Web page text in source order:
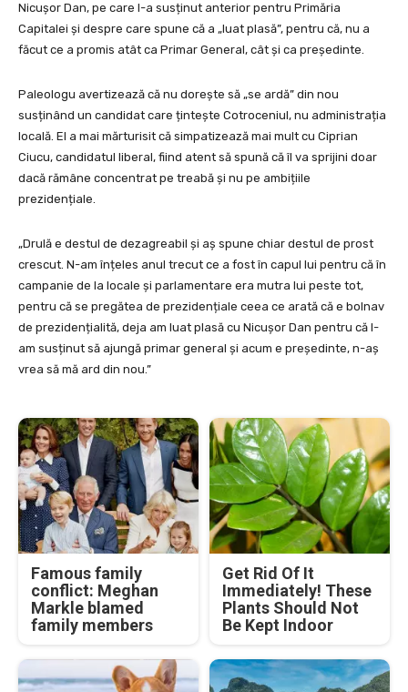
Nicușor Dan, pe care l-a susținut anterior pentru Primăria
Capitalei și despre care spune că a „luat plasă”, pentru că, nu a
făcut ce a promis atât ca Primar General, cât și ca președinte.
Paleologu avertizează că nu dorește să „se ardă” din nou
susținând un candidat care țintește Cotroceniul, nu administrația
locală. El a mai mărturisit că simpatizează mai mult cu Ciprian
Ciucu, candidatul liberal, fiind atent să spună că îl va sprijini doar
dacă rămâne concentrat pe treabă și nu pe ambițiile
prezidențiale.
„Drulă e destul de dezagreabil și aș spune chiar destul de prost
crescut. N-am înțeles anul trecut ce a fost în capul lui pentru că în
campanie de la locale și parlamentare era mutra lui peste tot,
pentru că se pregătea de prezidențiale ceea ce arată că e bolnav
de prezidențialită, deja am luat plasă cu Nicușor Dan pentru că l-
am susținut să ajungă primar general și acum e președinte, n-aș
vrea să mă ard din nou.”
Famous family
conflict: Meghan
Markle blamed
family members
Get Rid Of It
Immediately! These
Plants Should Not
Be Kept Indoor